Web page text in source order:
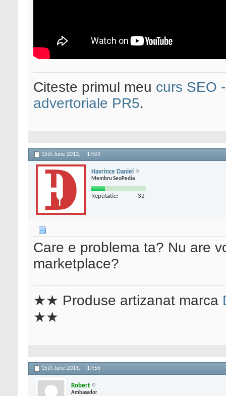
Citeste primul meu curs SEO
advertoriale PR5.
15th June 2013, 17:09
Havrince Daniel
Membru SeoPedia
Reputatie: 32
Care e problema ta? Nu are
marketplace?
★★ Produse artizanat marca
★★
15th June 2013, 17:55
Robert
Ambasador